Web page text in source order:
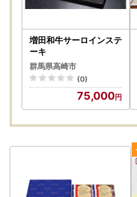
増田和牛サーロインステ
ーキ
群馬県高崎市
(0)
75,000